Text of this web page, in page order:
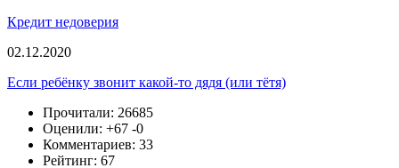
Кредит недоверия
02.12.2020
Если ребёнку звонит какой-то дядя (или тётя)
Прочитали: 26685
Оценили: +67 -0
Комментариев: 33
Рейтинг: 67